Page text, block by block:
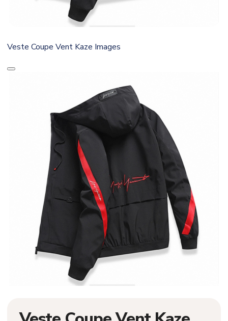
Veste Coupe Vent Kaze Images